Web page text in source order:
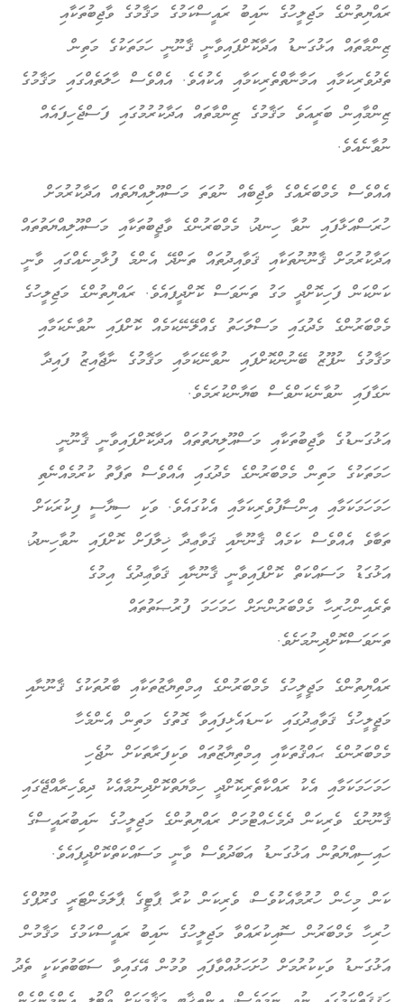
ރައްޔިތުންގެ މަޖިލީހުގެ ނައިބު ރައީސްކަމުގެ މަޤާމުގެ ވާޖިބުތަކާއި
ޒިންމާތައް އަޅުގަނޑު އަދާކޮށްފައިވާނީ ޤާނޫނީ ހަމަތަކުގެ މަތިން
ތެދުވެރިކަމާއި އަމާނާތްތެރިކަމާއި އެކުއެވެ. އެއްވެސް ހާލަތެއްގައި މަޤާމުގެ
ޒިންމާއިން ބަރީއަވެ މަޤާމުގެ ޒިންމާތައް އަދާކުރުމުގައި ފަސްޖެހިފައެއް
ނުވާނެއެވެ.
އެއްވެސް މެމްބަރެއްގެ ވާޖިބެއް ނުވަތަ މަސްއޫލިއްޔަތެއް އަދާކުރުމަށް
ހުރަސްއަޅާފައި ނުވާ ހިނދު، މެމްބަރުންގެ ވާޖީބުތަކާއި މަސްއޫލިއްޔަތުތައް
އަދާކުރުމަށް ޤާނޫނުތަކާއި ޤަވާއިދުތައް ތަންދޭ އެންމެ ފުޅާމިނެއްގައި ވާނީ
ކަންކަން ފަހިކޮށްދީ މަގު ތަނަވަސް ކޮށްދީފައެވެ. ރައްޔިތުންގެ މަޖިލީހުގެ
މެމްބަރުންގެ މެދުގައި މަސްލަހަތު ގެއްލޭނޭކަމެއް ކޮށްފައި ނުވާނެކަމާއި
މަޤާމުގެ ނުފޫޒު ބޭނުންކޮށްފައި ނުވާނޭކަމާއި މަޤާމުގެ ނާޖާއިޒު ފައިދާ
ނަގާފައި ނުވާނެކަންވެސް ބަޔާންކުރަމެވެ.
އަޅުގަނޑުގެ ވާޖިބުތަކާއި މަސްއޫލިޔަތުތައް އަދާކޮށްފައިވާނީ ޤާނޫނީ
ހަމަތަކުގެ މަތިން މެމްބަރުންގެ މެދުގައި އެއްވެސް ތަފާތު ކުރުމެއްނެތި
ހަމަހަމަކަމާއި އިންސާފުވެރިކަމާއި އެކުގައެވެ. ވަކި ސިޔާސީ ފިކުރަކަށް
ތަބާވެ އެއްވެސް ކަމެއް ޤާނޫނާއި ޤަވާޢިދާ ޚިލާފަށް ކޮށްފައި ނުވާހިނދު،
އަޅުގަޑު މަސައްކަތް ކޮށްފައިވާނީ ޤާނޫނާއި ޤަވާޢިދުގެ އިމުގެ
ތެރެއިންހުރިހާ މެމްބަރުންނަށް ހަމަހަމަ ފުރުޞަތުތައް
ތަނަވަސްކޮށްދިނުމަށެވެ.
ރައްޔިތުންގެ މަޖީލީހުގެ މެމްބަރުންގެ އިމްތިޔާޒުތަކާއި ބާރުތަކުގެ ޤާނޫނާއި
މަޖީލީހުގެ ޤަވާޢިދުގައި ކަނޑައެޅިފައިވާ ގޮތުގެ މަތިން އެންމެހާ
މެމްބަރުންގެ ޙައްޤުތަކާއި އިމްތިޔާޒުތައް ވަކިފަރާތަކަށް ނުޖެހި
ހަމަހަމަކަމާއި އެކު ރައްކާތެރިކޮށްދީ ހިމާޔަތްކޮށްދިނުމާއެކު ދިވެހިރާއްޖޭގައި
ޤާނޫނުގެ ވެރިކަން ދެމެހެއްޓުމަށް ރައްޔިތުންގެ މަޖިލީހުގެ ނައިބުރައީސްގެ
ހައިސިއްޔަތުން އަޅުގަނޑު އަބަދުވެސް ވާނީ މަސައްކަތްކޮށްދީފައެވެ.
ކަން މިހެން ހުރުމާއެކުވެސް، ވެރިކަން ކުރާ ޕާޓީގެ ޕާލަމެންޓަރީ ގްރޫޕްގެ
ހުރިހާ މެމްބަރުން ސޮއިކުރައްވާ މަޖިލީހުގެ ނައިބު ރައީސްކަމުގެ މަޤާމުން
އަޅުގަނޑު ވަކިކުރުމަށް ހުށަހަޅުއްވާފައި ވުމުން އޭގައިވާ ސަބަބުތަކަކީ ތެދު